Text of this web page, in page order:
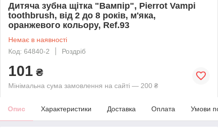
Дитяча зубна щітка "Вампір", Pierrot Vampi
toothbrush, від 2 до 8 років, м'яка,
оранжевого кольору, Ref.93
Немає в наявності
Код: 64840-2
Роздріб
101 ₴
Мінімальна сума замовлення на сайті — 200 ₴
Опис Характеристики Доставка Оплата Умови